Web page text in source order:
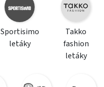
Sportisimo
letáky
Takko
fashion
letáky